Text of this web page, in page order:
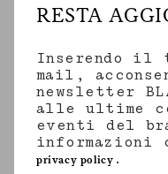
RESTA
Inserendo il
mail,
newsletter
alle ultime
eventi del
informazioni
privacy policy .